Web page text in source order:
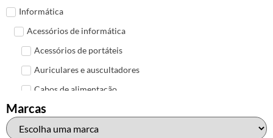
Informática
Acessórios de informática
Acessórios de portáteis
Auriculares e auscultadores
Cabos de alimentação
Colunas de Som
Hubs
Marcas